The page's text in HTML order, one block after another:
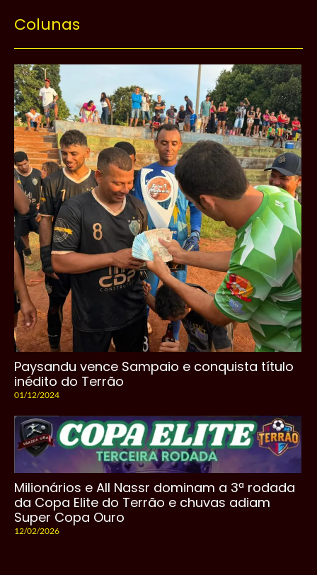
Colunas
Paysandu vence Sampaio e conquista título
inédito do Terrão
01/12/2024
Milionários e All Nassr dominam a 3ª rodada
da Copa Elite do Terrão e chuvas adiam
Super Copa Ouro
12/02/2026